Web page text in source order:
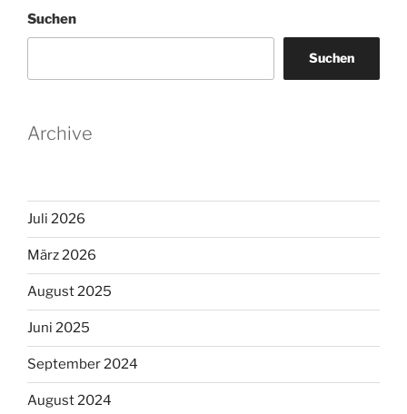
Suchen
Suchen
Archive
Juli 2026
März 2026
August 2025
Juni 2025
September 2024
August 2024